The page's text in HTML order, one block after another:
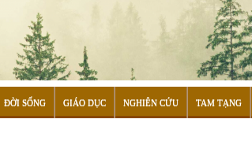
ĐỜI SỐNG GIÁO DỤC NGHIÊN CỨU TAM TẠNG